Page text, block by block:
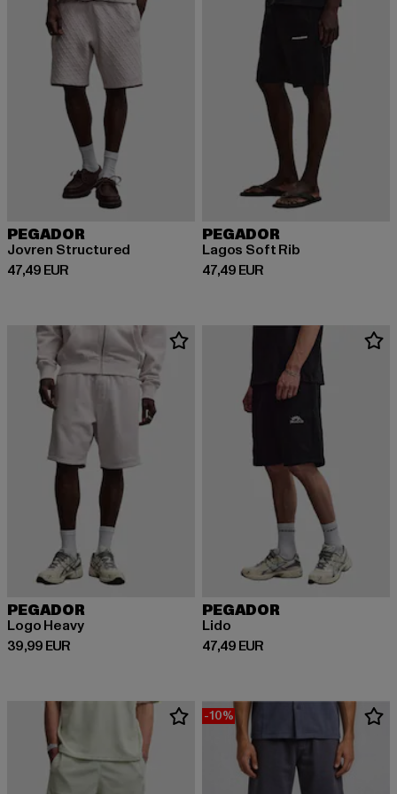
PEGADOR
Jovren Structured
47,49 EUR
Derzeitiger Preis: 47,49 EUR
PEGADOR
Lagos Soft Rib
47,49 EUR
Derzeitiger Preis: 47,49 EUR
PEGADOR
Logo Heavy
39,99 EUR
Derzeitiger Preis: 39,99 EUR
PEGADOR
Lido
47,49 EUR
Derzeitiger Preis: 47,49 EUR
-10%